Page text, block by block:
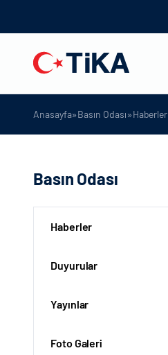
Anasayfa»Basın Odası»Haberler
Basın Odası
Haberler
Duyurular
Yayınlar
Foto Galeri